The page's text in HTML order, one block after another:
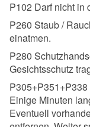
P102 Darf nicht in
P260 Staub /
einatmen.
P280
Gesichtsschutz
Einige Minuten
Eventuell